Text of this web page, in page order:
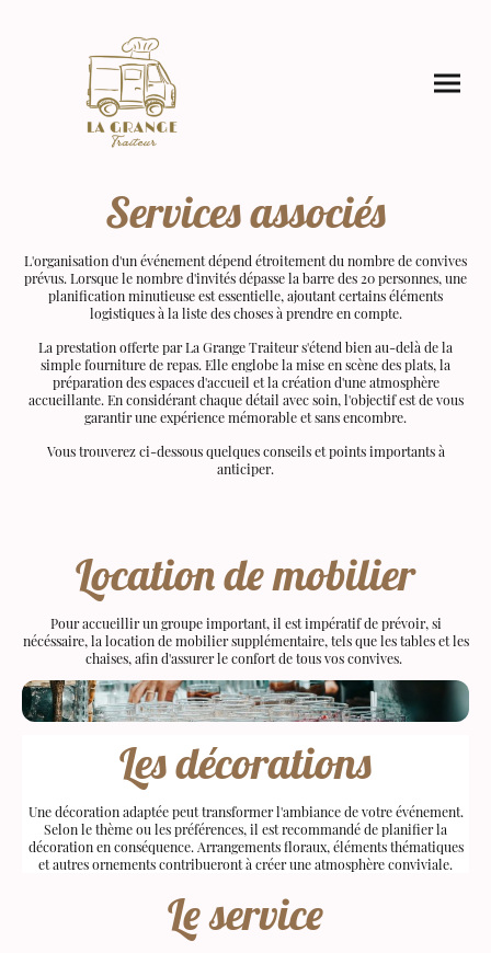
Services associés
L'organisation d'un événement dépend étroitement du nombre de convives
prévus. Lorsque le nombre d'invités dépasse la barre des 20 personnes, une
planification minutieuse est essentielle, ajoutant certains éléments
logistiques à la liste des choses à prendre en compte.
La prestation offerte par La Grange Traiteur s'étend bien au-delà de la
simple fourniture de repas. Elle englobe la mise en scène des plats, la
préparation des espaces d'accueil et la création d'une atmosphère
accueillante. En considérant chaque détail avec soin, l'objectif est de vous
garantir une expérience mémorable et sans encombre.
Vous trouverez ci-dessous quelques conseils et points importants à
anticiper.
Location de mobilier
Pour accueillir un groupe important, il est impératif de prévoir, si
nécéssaire, la location de mobilier supplémentaire, tels que les tables et les
chaises, afin d'assurer le confort de tous vos convives.
Les décorations
Une décoration adaptée peut transformer l'ambiance de votre événement.
Selon le thème ou les préférences, il est recommandé de planifier la
décoration en conséquence. Arrangements floraux, éléments thématiques
et autres ornements contribueront à créer une atmosphère conviviale.
Le service